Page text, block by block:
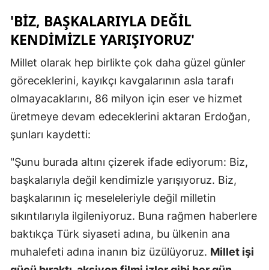
'BIZ, BAŞKALARIYLA DEĞIL
KENDIMIZLE YARIŞIYORUZ'
Millet olarak hep birlikte çok daha güzel günler
göreceklerini, kayıkçı kavgalarının asla tarafı
olmayacaklarını, 86 milyon için eser ve hizmet
üretmeye devam edeceklerini aktaran Erdoğan,
şunları kaydetti:
"Şunu burada altını çizerek ifade ediyorum: Biz,
başkalarıyla değil kendimizle yarışıyoruz. Biz,
başkalarının iç meseleleriyle değil milletin
sıkıntılarıyla ilgileniyoruz. Buna rağmen haberlere
baktıkça Türk siyaseti adına, bu ülkenin ana
muhalefeti adına inanın biz üzülüyoruz. Millet işi